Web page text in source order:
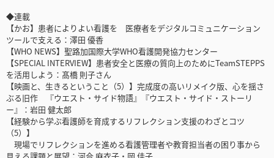
◆連載
【かお】患者によりよい看護を 医療者をデジタルコミュニケーション
ツールで支える：澤田 優香
【WHO NEWS】聖路加国際大学WHO看護開発協力センター
【SPECIAL INTERVIEW】患者安全と医療の質向上のためにTeamSTEPPS
を活用しよう：髙橋 則子さん
【映画と、生きるということ（5）】完成度の高いリメイク版、心を揺さ
ぶる旧作 『ウエスト・サイド物語』『ウエスト・サイド・ストーリ
ー』：岩田 健太郎
【経験から学ぶ看護師を育成するリフレクション支援のわざとコツ
（5）】
現場でリフレクションを進める看護管理者や教育担当者の困り事から